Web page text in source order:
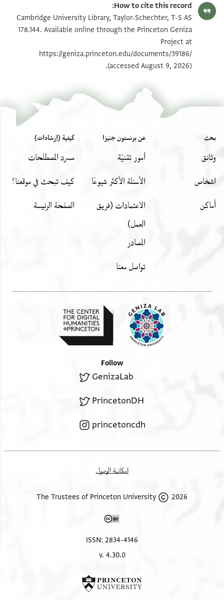
T-S AS 178.144 1v تكبير و تدوير
بيان أذونات الصورة
How to cite this record:
Cambridge University Library, Taylor-Schechter, T-S AS
178.144. Available online through the Princeton Geniza
Project at
https://geniza.princeton.edu/documents/39186/
(accessed August 9, 2026).
بحث
وثائق
اشخاص
أَماكِن
عن برنستون جنيزا
أمور تِقنيّة
الأسئلة الأكثر شيوعًا
الاعتمادات (فريق
العمل)
المصادر
تواصل معنا
كيفية (إرشادات)
مسرد المصطلحات
كيف تبحث في موقعنا؟
الصفحة الرئيسة
Follow
GenizaLab
PrincetonDH
princetoncdh
إمكانية الوصول
2026 The Trustees of Princeton University
ISSN: 2834-4146
v. 4.30.0